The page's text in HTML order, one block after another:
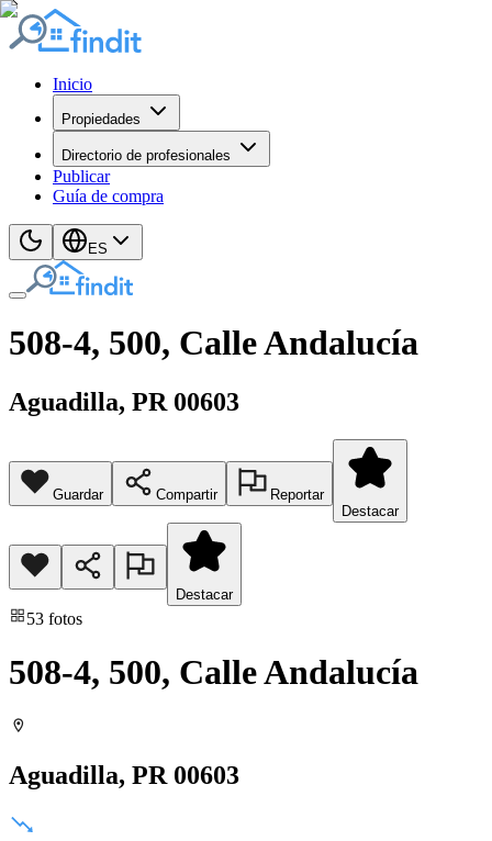
Inicio
Propiedades
Directorio de profesionales
Publicar
Guía de compra
ES
508-4, 500, Calle Andalucía
Aguadilla, PR 00603
Guardar Compartir
Reportar
Destacar
Destacar
53 fotos
508-4, 500, Calle Andalucía
Aguadilla, PR 00603